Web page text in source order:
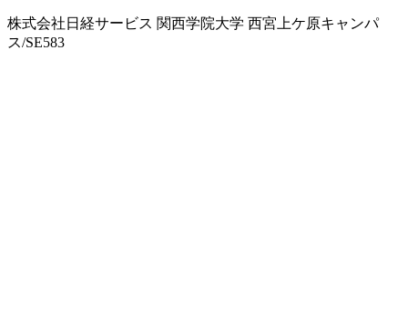
株式会社日経サービス 関西学院大学 西宮上ケ原キャンパ
ス/SE583